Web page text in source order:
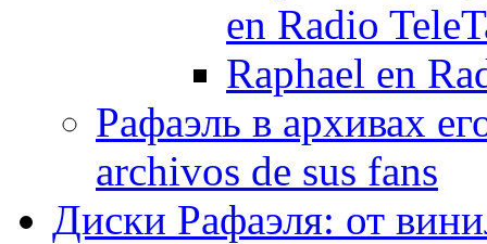
en Radio
Raphael en
Рафаэль в архивах
archivos de sus fans
Диски Рафаэля: от